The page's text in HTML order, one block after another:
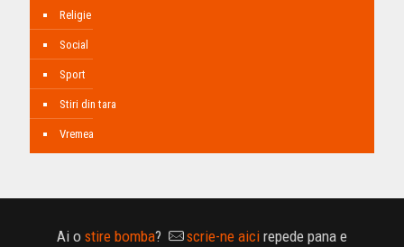
Religie
Social
Sport
Stiri din tara
Vremea
Ai o stire bomba? scrie-ne aici repede pana e